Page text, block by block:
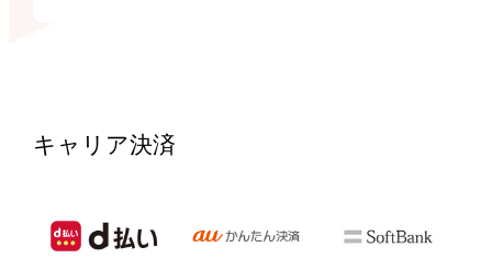
キャリア決済